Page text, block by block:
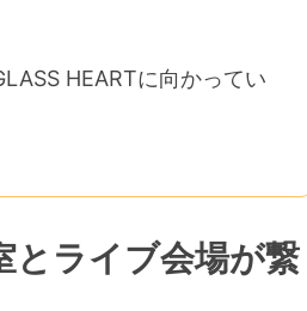
HEARTに向かってい
とライブ会場が繋